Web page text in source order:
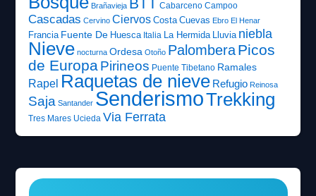
Brañavieja BTT Cabarceno Campoo
Cascadas Cervino Ciervos Costa Cuevas Ebro El Henar
Francia Fuente De Huesca Italia La Hermida Lluvia niebla
Nieve nocturna Ordesa Otoño PalomberaPicos
de EuropaPirineos Puente Tibetano Ramales
Rapel Raquetas de nieve Refugio Reinosa
Saja Santander SenderismoTrekking
Tres Mares Ucieda Via Ferrata